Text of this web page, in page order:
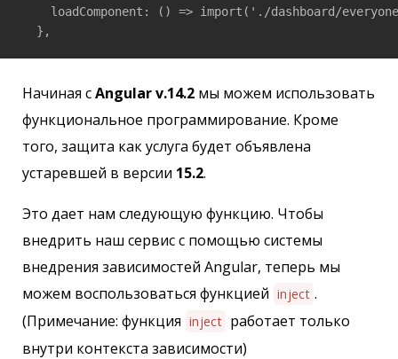
loadComponent: () => import('./dashboard/
  },
Начиная сAngular v.14.2 мы можем использовать
функциональное программирование. Кроме
того, защита как услуга будет объявлена
устаревшей в версии 15.2.
Это дает нам следующую функцию. Чтобы
внедрить наш сервис с помощью системы
внедрения зависимостей Angular, теперь мы
можем воспользоваться функцией inject .
(Примечание: функция inject работает только
внутри контекста зависимости)